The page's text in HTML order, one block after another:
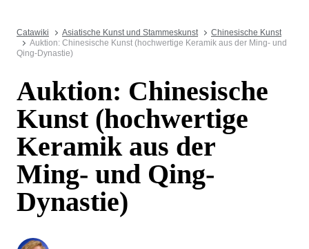
Catawiki Asiatische Kunst und Stammeskunst
Chinesische Kunst
Auktion: Chinesische Kunst (hochwertige Keramik aus der Ming- und
Qing-Dynastie)
Auktion: Chinesische
Kunst (hochwertige
Keramik aus der
Ming- und Qing-
Dynastie)